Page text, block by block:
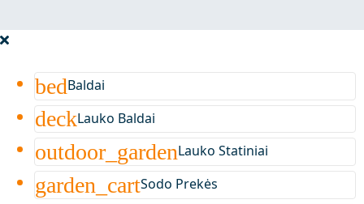
bedBaldai
deckLauko Baldai
outdoor_gardenLauko Statiniai
garden_cartSodo Prekės